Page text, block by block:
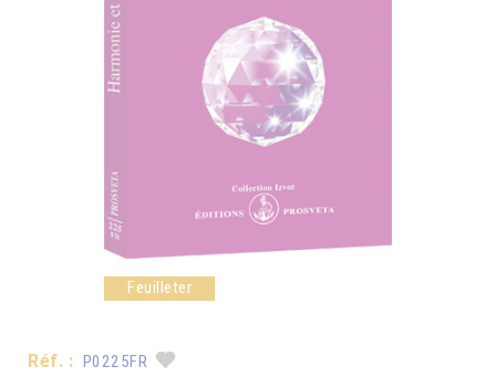
Feuilleter
Réf. : P0225FR